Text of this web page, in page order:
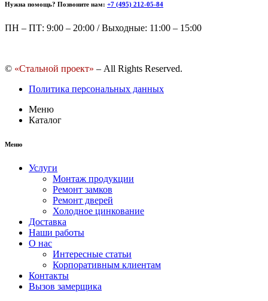
Нужна помощь? Позвоните нам: +7 (495) 212-05-84
ПН – ПТ: 9:00 – 20:00 / Выходные: 11:00 – 15:00
© «Стальной проект» – All Rights Reserved.
Политика персональных данных
Меню
Каталог
Меню
Услуги
Монтаж продукции
Ремонт замков
Ремонт дверей
Холодное цинкование
Доставка
Наши работы
О нас
Интересные статьи
Корпоративным клиентам
Контакты
Вызов замерщика